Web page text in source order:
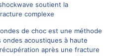
soutient la
complexe
ondes de choc est une méthode
acoustiques à haute
après une fracture